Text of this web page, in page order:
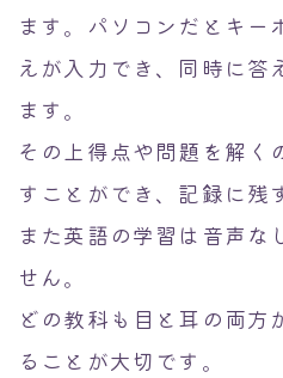
ます。パソコンだとキー
えが入力でき、同時に答
ます。
その上得点や問題を解く
すことができ、記録に
また英語の学習は音声な
せん。
どの教科も目と耳の両方
ることが大切です。